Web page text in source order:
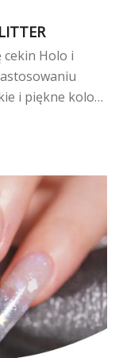
Holo i
i piękne kolory